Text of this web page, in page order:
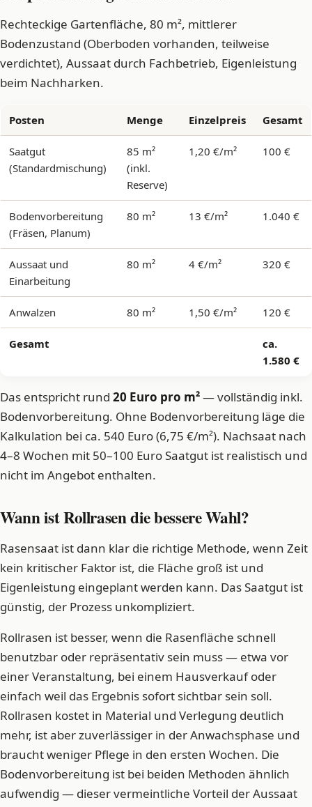
Rechteckige Gartenfläche, 80 m², mittlerer
Bodenzustand (Oberboden vorhanden, teilweise
verdichtet), Aussaat durch Fachbetrieb, Eigenleistung
beim Nachharken.
Posten Menge Einzelpreis Gesamt
Saatgut
(Standardmischung)
85 m²
(inkl.
Reserve)
1,20 €/m² 100 €
Bodenvorbereitung
(Fräsen, Planum)
80 m² 13 €/m² 1.040 €
Aussaat und
Einarbeitung
80 m² 4 €/m² 320 €
Anwalzen 80 m² 1,50 €/m² 120 €
Gesamt
ca.
1.580 €
Das entspricht rund 20 Euro pro m²— vollständig inkl.
Bodenvorbereitung. Ohne Bodenvorbereitung läge die
Kalkulation bei ca. 540 Euro (6,75 €/m²). Nachsaat nach
4–8 Wochen mit 50–100 Euro Saatgut ist realistisch und
nicht im Angebot enthalten.
Wann ist Rollrasen die bessere Wahl?
Rasensaat ist dann klar die richtige Methode, wenn Zeit
kein kritischer Faktor ist, die Fläche groß ist und
Eigenleistung eingeplant werden kann. Das Saatgut ist
günstig, der Prozess unkompliziert.
Rollrasen ist besser, wenn die Rasenfläche schnell
benutzbar oder repräsentativ sein muss — etwa vor
einer Veranstaltung, bei einem Hausverkauf oder
einfach weil das Ergebnis sofort sichtbar sein soll.
Rollrasen kostet in Material und Verlegung deutlich
mehr, ist aber zuverlässiger in der Anwachsphase und
braucht weniger Pflege in den ersten Wochen. Die
Bodenvorbereitung ist bei beiden Methoden ähnlich
aufwendig — dieser vermeintliche Vorteil der Aussaat